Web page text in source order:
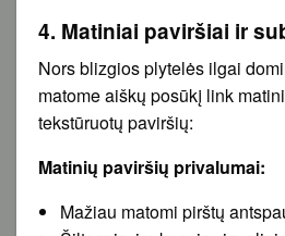
4. Matiniai paviršiai ir
Nors blizgios plytelės ilgai
matome aiškų posūkį link
tekstūruotų paviršių:
Matinių paviršių privalumai:
Mažiau matomi pirštų